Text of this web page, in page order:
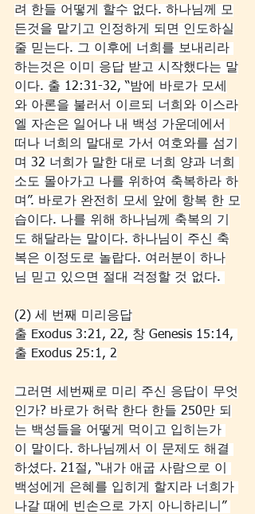
려 한들 어떻게 할수 없다. 하나님께 모
든것을 맡기고 인정하게 되면 인도하실
줄 믿는다. 그 이후에 너희를 보내리라
하는것은 이미 응답 받고 시작했다는 말
이다. 출 12:31-32, “밤에 바로가 모세
와 아론을 불러서 이르되 너희와 이스라
엘 자손은 일어나 내 백성 가운데에서
떠나 너희의 말대로 가서 여호와를 섬기
며 32 너희가 말한 대로 너희 양과 너희
소도 몰아가고 나를 위하여 축복하라 하
며”. 바로가 완전히 모세 앞에 항복 한 모
습이다. 나를 위해 하나님께 축복의 기
도 해달라는 말이다. 하나님이 주신 축
복은 이정도로 놀랍다. 여러분이 하나
님 믿고 있으면 절대 걱정할 것 없다.
(2) 세 번째 미리응답
출 Exodus 3:21, 22, 창 Genesis 15:14,
출 Exodus 25:1, 2
그러면 세번째로 미리 주신 응답이 무엇
인가? 바로가 허락 한다 한들 250만 되
는 백성들을 어떻게 먹이고 입히는가
이 말이다. 하나님께서 이 문제도 해결
하셨다. 21절, “내가 애굽 사람으로 이
백성에게 은혜를 입히게 할지라 너희가
나갈 때에 빈손으로 가지 아니하리니”